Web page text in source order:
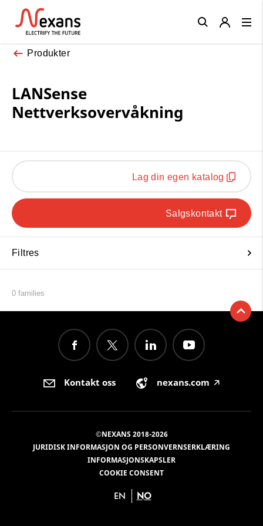
Produkter
LANSense
Nettverksovervåkning
Lag din egen katalog
Salgskontakt
Filtres
0 families
Close
Kontakt oss nexans.com 🡥
©NEXANS 2018-2026
JURIDISK INFORMASJON OG PERSONVERNSERKLÆRING
INFORMASJONSKAPSLER
COOKIE CONSENT
EN NO